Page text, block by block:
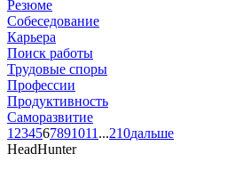
Резюме
Собеседование
Карьера
Поиск работы
Трудовые споры
Профессии
Продуктивность
Саморазвитие
1 234567891011 ...210дальше
HeadHunter